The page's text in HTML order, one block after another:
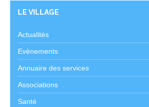
LE VILLAGE
Actualités
Evènements
Annuaire des services
Associations
Santé